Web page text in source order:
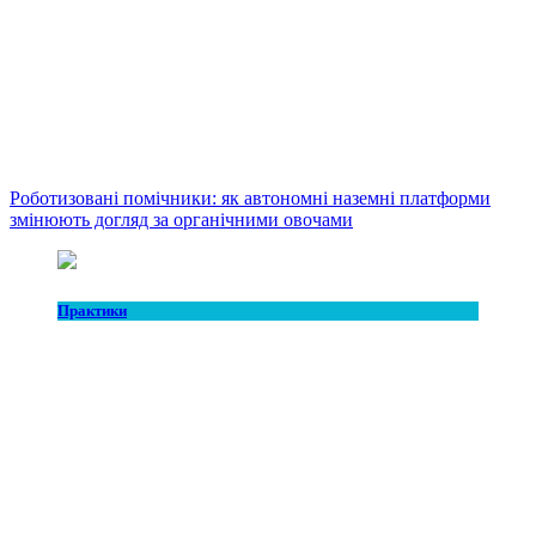
Роботизовані помічники: як автономні наземні платформи
змінюють догляд за органічними овочами
Практики